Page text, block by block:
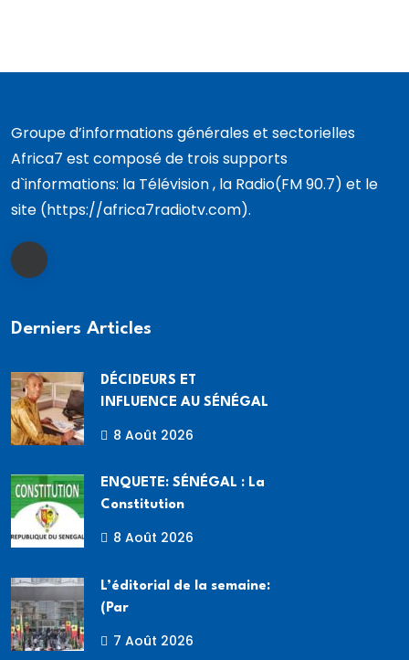
Groupe d’informations générales et sectorielles
Africa7 est composé de trois supports
d`informations: la Télévision , la Radio(FM 90.7) et le
site (https://africa7radiotv.com).
Derniers Articles
DÉCIDEURS ET
INFLUENCE AU SÉNÉGAL
8 Août 2026
ENQUETE: SÉNÉGAL : La
Constitution
8 Août 2026
L’éditorial de la semaine:
(Par
7 Août 2026